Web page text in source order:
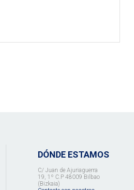
DÓNDE ESTAMOS
C/ Juan de Ajuriaguerra
19, 1º C.P 48009 Bilbao
(Bizkaia)